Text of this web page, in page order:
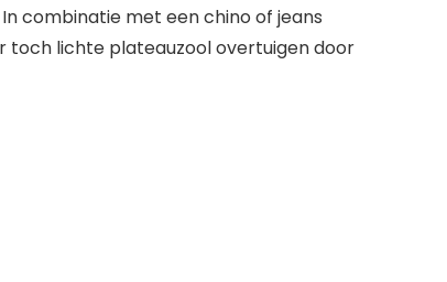
combinatie met een chino of jeans
toch lichte plateauzool overtuigen door